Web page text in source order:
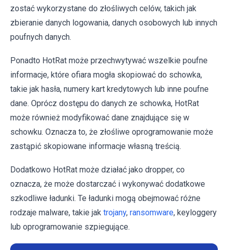
zostać wykorzystane do złośliwych celów, takich jak
zbieranie danych logowania, danych osobowych lub innych
poufnych danych.
Ponadto HotRat może przechwytywać wszelkie poufne
informacje, które ofiara mogła skopiować do schowka,
takie jak hasła, numery kart kredytowych lub inne poufne
dane. Oprócz dostępu do danych ze schowka, HotRat
może również modyfikować dane znajdujące się w
schowku. Oznacza to, że złośliwe oprogramowanie może
zastąpić skopiowane informacje własną treścią.
Dodatkowo HotRat może działać jako dropper, co
oznacza, że może dostarczać i wykonywać dodatkowe
szkodliwe ładunki. Te ładunki mogą obejmować różne
rodzaje malware, takie jak trojany, ransomware, keyloggery
lub oprogramowanie szpiegujące.